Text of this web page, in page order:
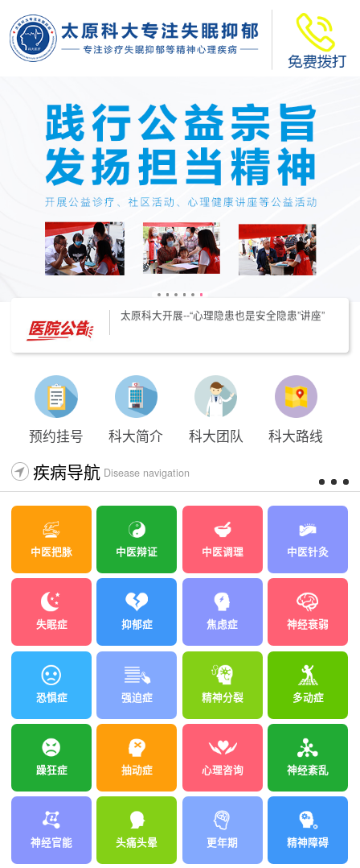
太原科大开展--“心理隐患也是安全隐患”讲座”
预约挂号 科大简介 科大团队 科大路线
疾病导航 Disease navigation
中医把脉 中医辩证 中医调理 中医针灸
失眠症 抑郁症 焦虑症 神经衰弱
恐惧症 强迫症 精神分裂 多动症
躁狂症 抽动症 心理咨询 神经紊乱
神经官能 头痛头晕 更年期 精神障碍